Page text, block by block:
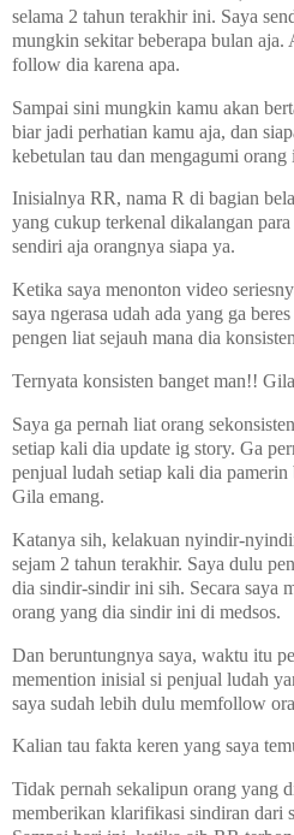
selama 2 tahun terakhir ini. Saya
mungkin sekitar beberapa bulan
follow dia karena apa.
Sampai sini mungkin kamu akan
biar jadi perhatian kamu aja, dan
kebetulan tau dan mengagumi orang
Inisialnya RR, nama R di bagian
yang cukup terkenal dikalangan
sendiri aja orangnya siapa ya.
Ketika saya menonton video
saya ngerasa udah ada yang ga
pengen liat sejauh mana dia
Ternyata konsisten banget man!!
Saya ga pernah liat orang
setiap kali dia update ig story. Ga
penjual ludah setiap kali dia
Gila emang.
Katanya sih, kelakuan nyindir-
sejam 2 tahun terakhir. Saya dulu
dia sindir-sindir ini sih. Secara saya
orang yang dia sindir ini di medsos.
Dan beruntungnya saya, waktu itu
memention inisial si penjual ludah
saya sudah lebih dulu memfollow
Kalian tau fakta keren yang saya
Tidak pernah sekalipun orang yang
memberikan klarifikasi sindiran dari